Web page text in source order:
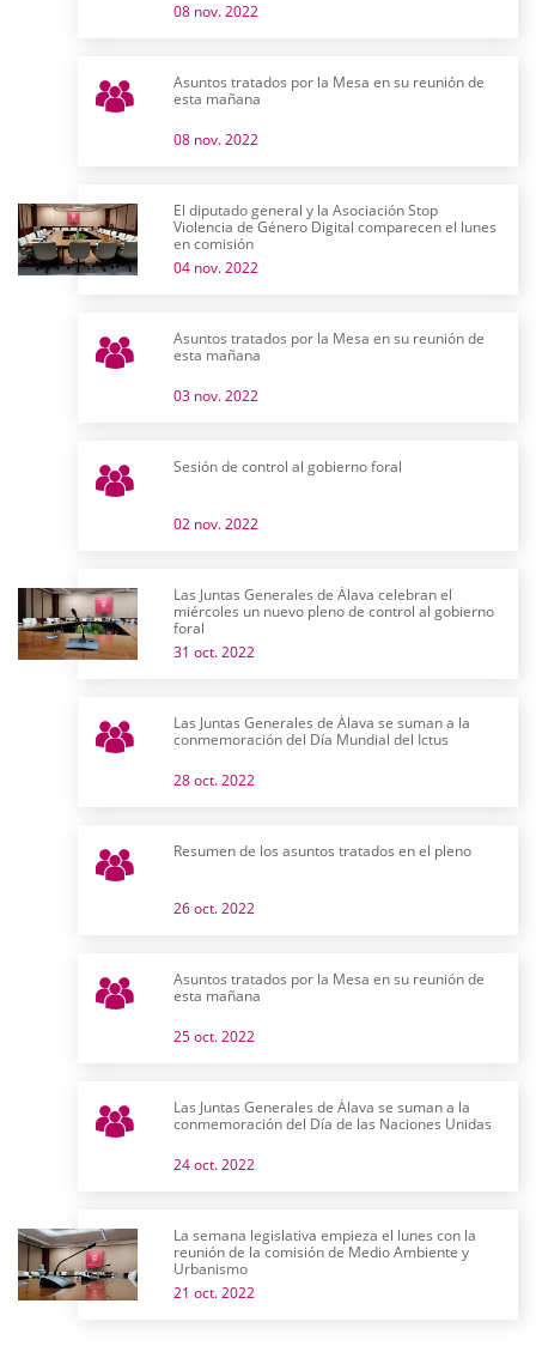
08 nov. 2022
Asuntos tratados por la Mesa en su reunión de
esta mañana
08 nov. 2022
El diputado general y la Asociación Stop
Violencia de Género Digital comparecen el lunes
en comisión
04 nov. 2022
Asuntos tratados por la Mesa en su reunión de
esta mañana
03 nov. 2022
Sesión de control al gobierno foral
02 nov. 2022
Las Juntas Generales de Álava celebran el
miércoles un nuevo pleno de control al gobierno
foral
31 oct. 2022
Las Juntas Generales de Álava se suman a la
conmemoración del Día Mundial del Ictus
28 oct. 2022
Resumen de los asuntos tratados en el pleno
26 oct. 2022
Asuntos tratados por la Mesa en su reunión de
esta mañana
25 oct. 2022
Las Juntas Generales de Álava se suman a la
conmemoración del Día de las Naciones Unidas
24 oct. 2022
La semana legislativa empieza el lunes con la
reunión de la comisión de Medio Ambiente y
Urbanismo
21 oct. 2022